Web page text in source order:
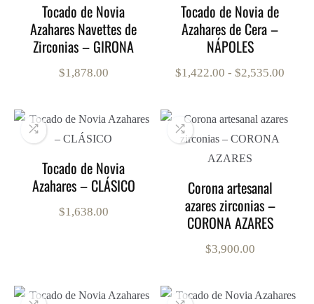
Tocado de Novia
Azahares Navettes de
Zirconias – GIRONA
$1,878.00
Tocado de Novia de
Azahares de Cera –
NÁPOLES
$1,422.00 - $2,535.00
desde
Tocado de Novia
Azahares – CLÁSICO
$1,638.00
Corona artesanal
azares zirconias –
CORONA AZARES
$3,900.00